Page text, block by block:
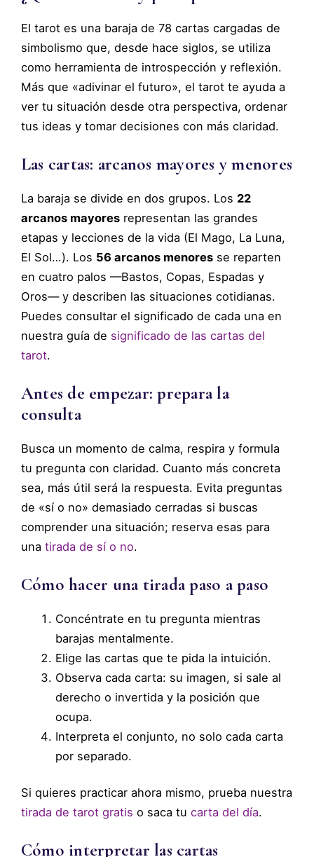
El tarot es una baraja de 78 cartas cargadas de
simbolismo que, desde hace siglos, se utiliza
como herramienta de introspección y reflexión.
Más que «adivinar el futuro», el tarot te ayuda a
ver tu situación desde otra perspectiva, ordenar
tus ideas y tomar decisiones con más claridad.
Las cartas: arcanos mayores y menores
La baraja se divide en dos grupos. Los 22
arcanos mayores representan las grandes
etapas y lecciones de la vida (El Mago, La Luna,
El Sol…). Los 56 arcanos menores se reparten
en cuatro palos —Bastos, Copas, Espadas y
Oros— y describen las situaciones cotidianas.
Puedes consultar el significado de cada una en
nuestra guía de significado de las cartas del
tarot.
Antes de empezar: prepara la
consulta
Busca un momento de calma, respira y formula
tu pregunta con claridad. Cuanto más concreta
sea, más útil será la respuesta. Evita preguntas
de «sí o no» demasiado cerradas si buscas
comprender una situación; reserva esas para
una tirada de sí o no.
Cómo hacer una tirada paso a paso
Concéntrate en tu pregunta mientras
barajas mentalmente.
Elige las cartas que te pida la intuición.
Observa cada carta: su imagen, si sale al
derecho o invertida y la posición que
ocupa.
Interpreta el conjunto, no solo cada carta
por separado.
Si quieres practicar ahora mismo, prueba nuestra
tirada de tarot gratis o saca tu carta del día.
Cómo interpretar las cartas